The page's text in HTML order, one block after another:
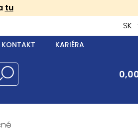
tu
SK
KONTAKT KARIÉRA